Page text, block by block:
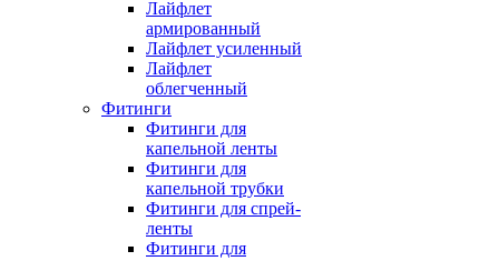
Лайфлет
армированный
Лайфлет усиленный
Лайфлет
облегченный
Фитинги
Фитинги для
капельной ленты
Фитинги для
капельной трубки
Фитинги для спрей-
ленты
Фитинги для